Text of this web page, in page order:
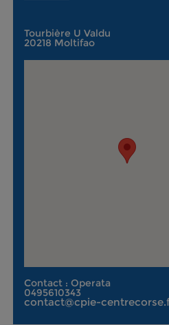
Tourbière U Valdu
20218 Moltifao
Contact : Operata
0495610343
contact@cpie-